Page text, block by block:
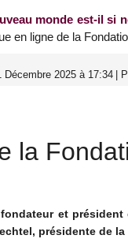
monde est-il si
en ligne de la
Décembre 2025 à 17:34
la
et
présidente de